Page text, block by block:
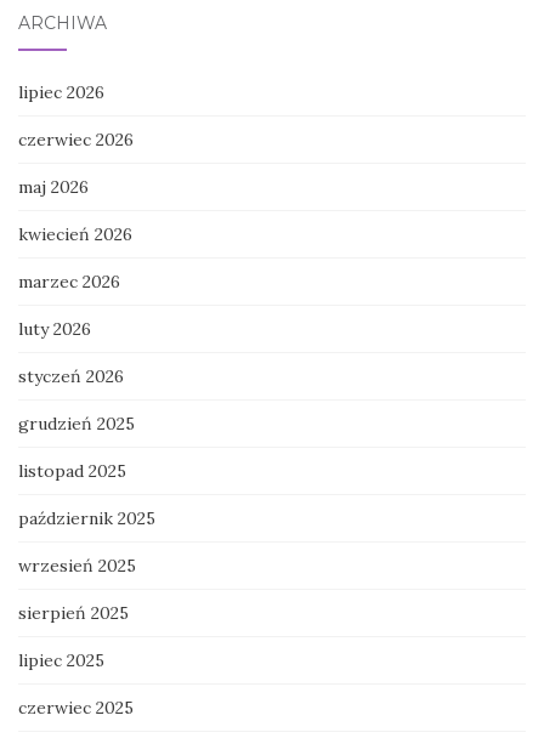
ARCHIWA
lipiec 2026
czerwiec 2026
maj 2026
kwiecień 2026
marzec 2026
luty 2026
styczeń 2026
grudzień 2025
listopad 2025
październik 2025
wrzesień 2025
sierpień 2025
lipiec 2025
czerwiec 2025